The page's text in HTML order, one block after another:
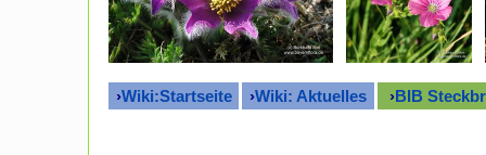
›Wiki:Startseite ›Wiki: Aktuelles ›BIB